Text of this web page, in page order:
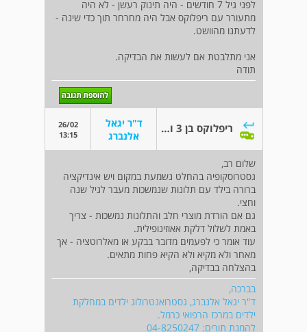
לפני גיל 7 חודשים - היה תינוק רעשן - לא היה
מתעורר עם ריפלוקס אבל היה מחרחר תוך כדי שינה -
לדעתנו מהוושט.
אני מתלבטת אם לעשות את הבדיקה.
תודה
ריפלוקס בן 3 וגסטרוקופיה אבחנתית
ד"ר יגאל
אלנברג
26/02
13:15
שלום רב,
גסטרוסקופיה בהחלט נשמעת במקום ויש אינדיקציה
ברורה בילד עם תלונות שנמשכות מעבר לגיל שנה
וחצי.
גם אם הורדת מוצרי חלב והתלונות נמשכות - צריך
באמת לשלול דלקת אאוזינופילית.
עוד אומר כי לפעמים מדובר בבקע או מאלרוטציה - אך
מאחר ולא מקיא ולא הקיא פחות מתאים.
בהצלחה בבדיקה,
בברכה,
ד"ר יגאל אלנברג, גסטרואנטרולוג ילדים במחלקת
ילדים במרכז הרפואי כרמל.
להמנת תורים: 04-8250247